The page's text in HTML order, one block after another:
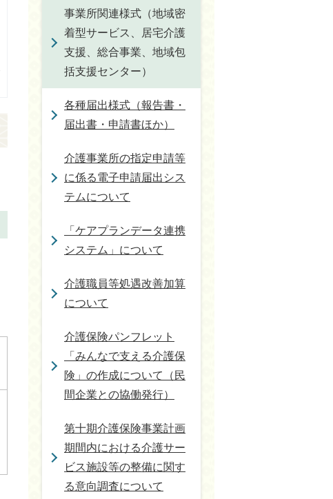
事業所関連様式（地域密
着型サービス、居宅介護
支援、総合事業、地域包
括支援センター）
各種届出様式（報告書・
届出書・申請書ほか）
介護事業所の指定申請等
に係る電子申請届出シス
テムについて
「ケアプランデータ連携
システム」について
介護職員等処遇改善加算
について
介護保険パンフレット
「みんなで支える介護保
険」の作成について（民
間企業との協働発行）
第十期介護保険事業計画
期間内における介護サー
ビス施設等の整備に関す
る意向調査について